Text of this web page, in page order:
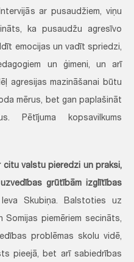
ar pusaudžiem, viņu
ka pusaudžu agresīvo
emocijas un vadīt spriedzi,
un ģimeni, un arī
agresijas mazināšanai būtu
mērus, bet gan paplašināt
Pētījuma kopsavilkums
valstu pieredzi un praksi,
grūtībām izglītības
Skubiņa. Balstoties uz
Somijas piemēriem secināts,
problēmas skolu vidē,
pieejā, bet arī sabiedrības